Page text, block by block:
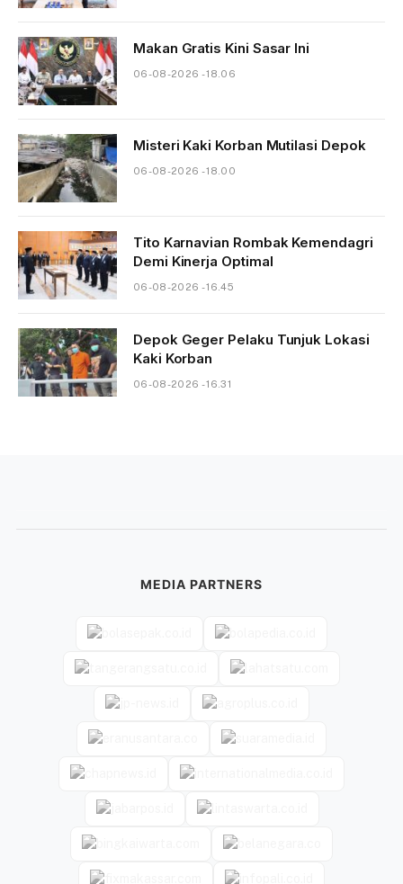
Makan Gratis Kini Sasar Ini
06-08-2026 - 18.06
Misteri Kaki Korban Mutilasi Depok
06-08-2026 - 18.00
Tito Karnavian Rombak Kemendagri
Demi Kinerja Optimal
06-08-2026 - 16.45
Depok Geger Pelaku Tunjuk Lokasi
Kaki Korban
06-08-2026 - 16.31
MEDIA PARTNERS